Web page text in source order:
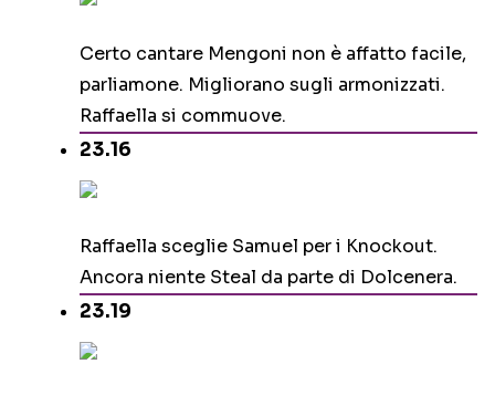
Certo cantare Mengoni non è affatto facile,
parliamone. Migliorano sugli armonizzati.
Raffaella si commuove.
23.16
Raffaella sceglie Samuel per i Knockout.
Ancora niente Steal da parte di Dolcenera.
23.19